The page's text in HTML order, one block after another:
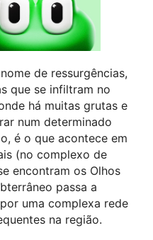
de ressurgências,
que se infiltram no
há muitas grutas e
num determinado
é o que acontece em
(no complexo de
encontram os Olhos
passa a
uma complexa rede
na região.